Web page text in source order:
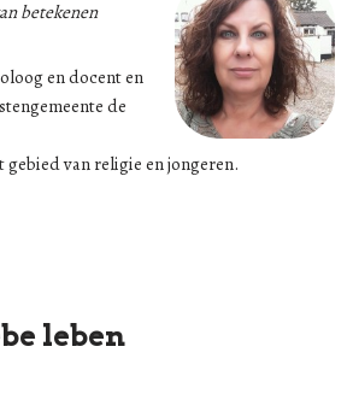
betekenen
en docent en
de
van religie en jongeren.
leben